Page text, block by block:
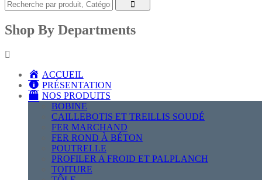
Shop By Departments
ACCUEIL
PRÉSENTATION
NOS PRODUITS
BOBINE
CAILLEBOTIS ET TREILLIS SOUDÉ
FER MARCHAND
FER ROND À BÉTON
POUTRELLE
PROFILER A FROID ET PALPLANCH
TOITURE